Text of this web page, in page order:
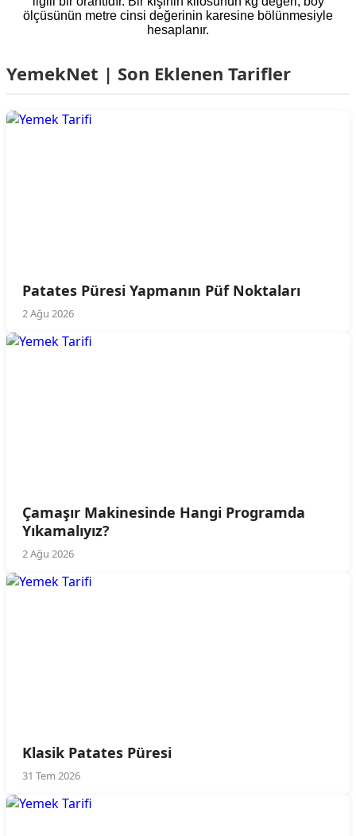
ölçüsünün metre cinsi değerinin karesine bölünmesiyle
hesaplanır.
YemekNet | Son Eklenen Tarifler
Patates Püresi Yapmanın Püf Noktaları
2 Ağu 2026
Çamaşır Makinesinde Hangi Programda
Yıkamalıyız?
2 Ağu 2026
Klasik Patates Püresi
31 Tem 2026